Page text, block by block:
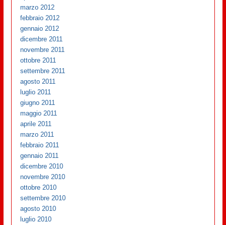
marzo 2012
febbraio 2012
gennaio 2012
dicembre 2011
novembre 2011
ottobre 2011
settembre 2011
agosto 2011
luglio 2011
giugno 2011
maggio 2011
aprile 2011
marzo 2011
febbraio 2011
gennaio 2011
dicembre 2010
novembre 2010
ottobre 2010
settembre 2010
agosto 2010
luglio 2010